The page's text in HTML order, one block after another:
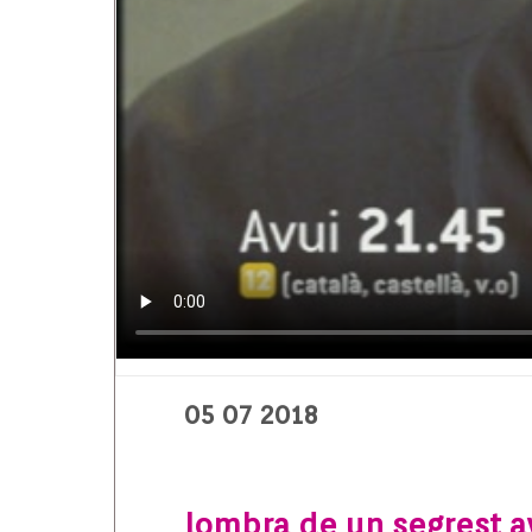
05 07 2018
lombra de un segrest